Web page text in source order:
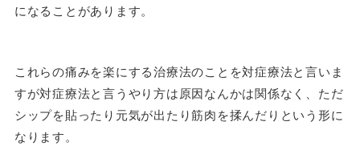
になることがあります。
これらの痛みを楽にする治療法のことを対症療法と言いま
すが対症療法と言うやり方は原因なんかは関係なく、ただ
シップを貼ったり元気が出たり筋肉を揉んだりという形に
なります。